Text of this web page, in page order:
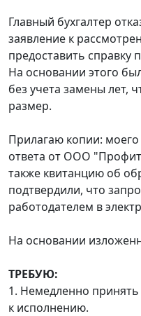
Главный бухгалтер
заявление к
предоставить
На основании этого
без учета замены лет,
размер.
Прилагаю копии: моего
ответа от ООО
также квитанцию об
подтвердили, что
работодателем в
На основании
ТРЕБУЮ:
1. Немедленно принять
к исполнению.